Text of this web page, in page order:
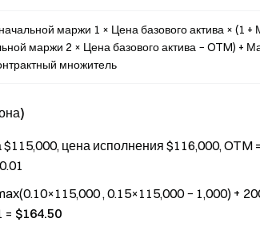
маржи 1 × Цена базового актива × (1
маржи 2 × Цена базового актива − OTM) +
множитель
цена исполнения $116,000, OTM
, 0.15×115,000 − 1,000) +
= $164.50